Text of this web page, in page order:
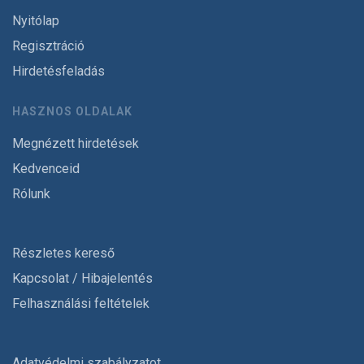
Nyitólap
Regisztráció
Hirdetésfeladás
HASZNOS OLDALAK
Megnézett hirdetések
Kedvenceid
Rólunk
Részletes kereső
Kapcsolat / Hibajelentés
Felhasználási feltételek